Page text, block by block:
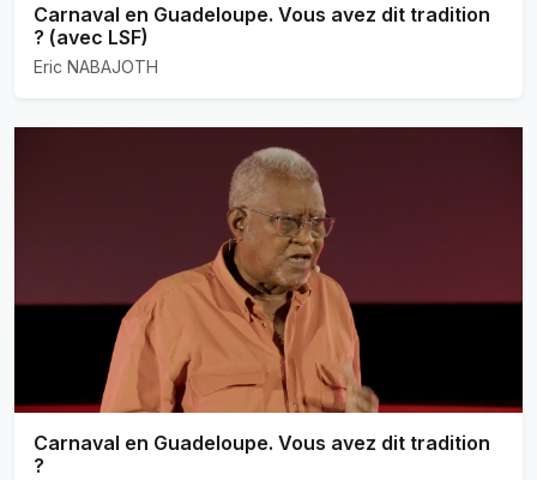
Carnaval en Guadeloupe. Vous avez dit tradition
? (avec LSF)
Eric NABAJOTH
Carnaval en Guadeloupe. Vous avez dit tradition
?